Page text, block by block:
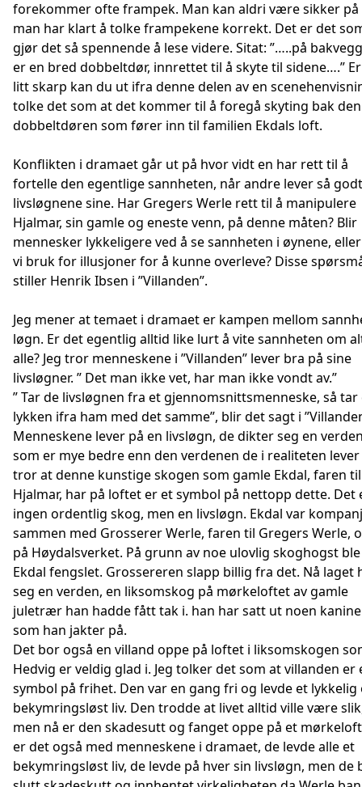
forekommer ofte frampek. Man kan aldri være sikker på
man har klart å tolke frampekene korrekt. Det er det
gjør det så spennende å lese videre. Sitat: ”…..på
er en bred dobbeltdør, innrettet til å skyte til sidene….”
litt skarp kan du ut ifra denne delen av en
tolke det som at det kommer til å foregå skyting bak
dobbeltdøren som fører inn til familien Ekdals loft.
Konflikten i dramaet går ut på hvor vidt en har rett til å
fortelle den egentlige sannheten, når andre lever så
livsløgnene sine. Har Gregers Werle rett til å manipulere
Hjalmar, sin gamle og eneste venn, på denne måten? Blir
mennesker lykkeligere ved å se sannheten i øynene,
vi bruk for illusjoner for å kunne overleve? Disse
stiller Henrik Ibsen i ”Villanden”.
Jeg mener at temaet i dramaet er kampen mellom
løgn. Er det egentlig alltid like lurt å vite sannheten om
alle? Jeg tror menneskene i ”Villanden” lever bra på sine
livsløgner. ” Det man ikke vet, har man ikke vondt av.”
” Tar de livsløgnen fra et gjennomsnittsmenneske, så tar
lykken ifra ham med det samme”, blir det sagt i
Menneskene lever på en livsløgn, de dikter seg en
som er mye bedre enn den verdenen de i realiteten lever
tror at denne kunstige skogen som gamle Ekdal, faren til
Hjalmar, har på loftet er et symbol på nettopp dette. Det
ingen ordentlig skog, men en livsløgn. Ekdal var
sammen med Grosserer Werle, faren til Gregers Werle,
på Høydalsverket. På grunn av noe ulovlig skoghogst ble
Ekdal fengslet. Grossereren slapp billig fra det. Nå laget
seg en verden, en liksomskog på mørkeloftet av gamle
juletrær han hadde fått tak i. han har satt ut noen
som han jakter på.
Det bor også en villand oppe på loftet i liksomskogen
Hedvig er veldig glad i. Jeg tolker det som at villanden er
symbol på frihet. Den var en gang fri og levde et lykkelig
bekymringsløst liv. Den trodde at livet alltid ville være
men nå er den skadesutt og fanget oppe på et
er det også med menneskene i dramaet, de levde alle et
bekymringsløst liv, de levde på hver sin livsløgn, men de